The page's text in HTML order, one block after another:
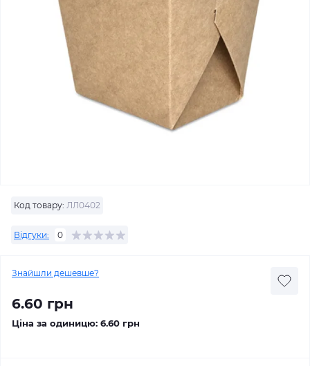
Код товару: ЛЛ0402
Відгуки: 0
Знайшли дешевше?
6.60 грн
Ціна за одиницю: 6.60 грн